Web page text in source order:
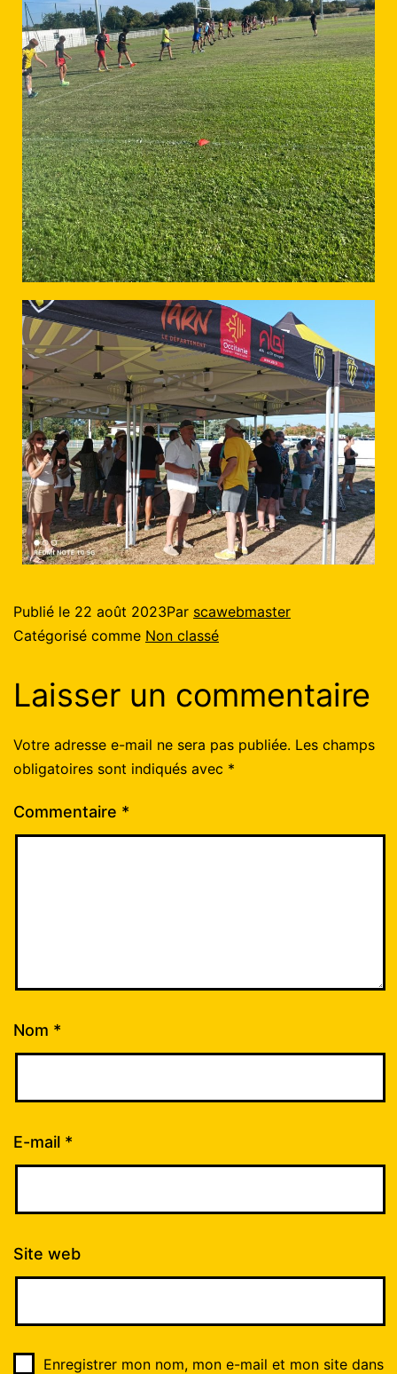
Publié le 22 août 2023Par scawebmaster
Catégorisé comme Non classé
Laisser un commentaire
Votre adresse e-mail ne sera pas publiée. Les champs
obligatoires sont indiqués avec *
Commentaire *
Nom *
E-mail *
Site web
Enregistrer mon nom, mon e-mail et mon site dans